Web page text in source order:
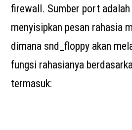
firewall. Sumber port adalah
menyisipkan pesan rahasia
dimana snd_floppy akan
fungsi rahasianya
termasuk: